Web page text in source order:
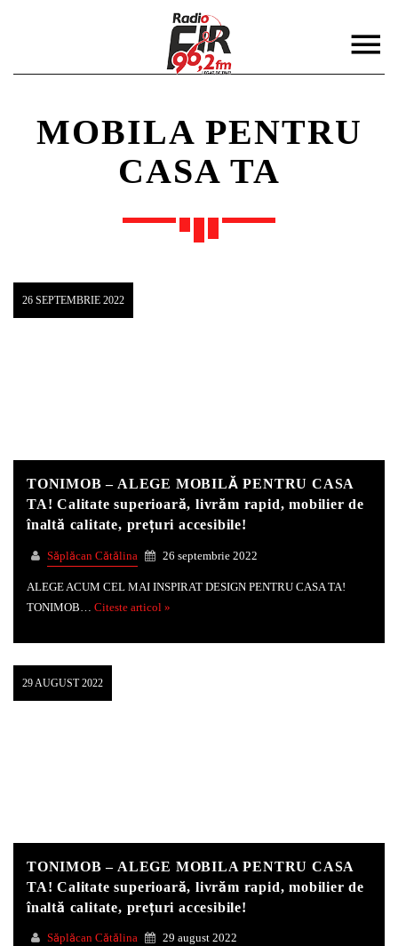
MOBILA PENTRU
CASA TA
26 SEPTEMBRIE 2022
TONIMOB – ALEGE MOBILĂ PENTRU CASA
TA! Calitate superioară, livrăm rapid, mobilier de
înaltă calitate, prețuri accesibile!
Săplăcan Cătălina 26 septembrie 2022
ALEGE ACUM CEL MAI INSPIRAT DESIGN PENTRU CASA TA!
TONIMOB… Citeste articol »
29 AUGUST 2022
TONIMOB – ALEGE MOBILA PENTRU CASA
TA! Calitate superioară, livrăm rapid, mobilier de
înaltă calitate, prețuri accesibile!
Săplăcan Cătălina 29 august 2022